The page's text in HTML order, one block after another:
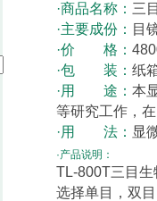
·商品名称： 三
·主要成份： 目
·价 格：
·包 装： 纸
·用 途： 本
等研究工作，
·用 法： 显
·产品说明：
TL-800T三目
选择单目，双